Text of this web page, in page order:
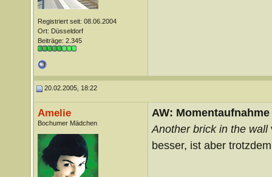
Registriert seit: 08.06.2004
Ort: Düsseldorf
Beiträge: 2.345
20.02.2005, 18:22
Amelie
Bochumer Mädchen
AW: Momentaufnahme
Another brick in the wall
besser, ist aber